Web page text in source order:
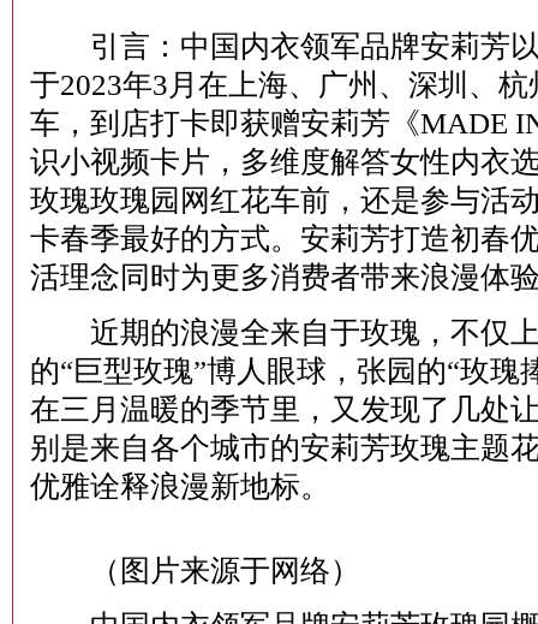
引言：中国内衣领军品牌安莉芳以
于2023年3月在上海、广州、深圳、
车，到店打卡即获赠安莉芳《MADE
识小视频卡片，多维度解答女性内衣
玫瑰玫瑰园网红花车前，还是参与活
卡春季最好的方式。安莉芳打造初春
活理念同时为更多消费者带来浪漫体
近期的浪漫全来自于玫瑰，不仅上
的“巨型玫瑰”博人眼球，张园的“玫瑰
在三月温暖的季节里，又发现了几处
别是来自各个城市的安莉芳玫瑰主题
优雅诠释浪漫新地标。
（图片来源于网络）